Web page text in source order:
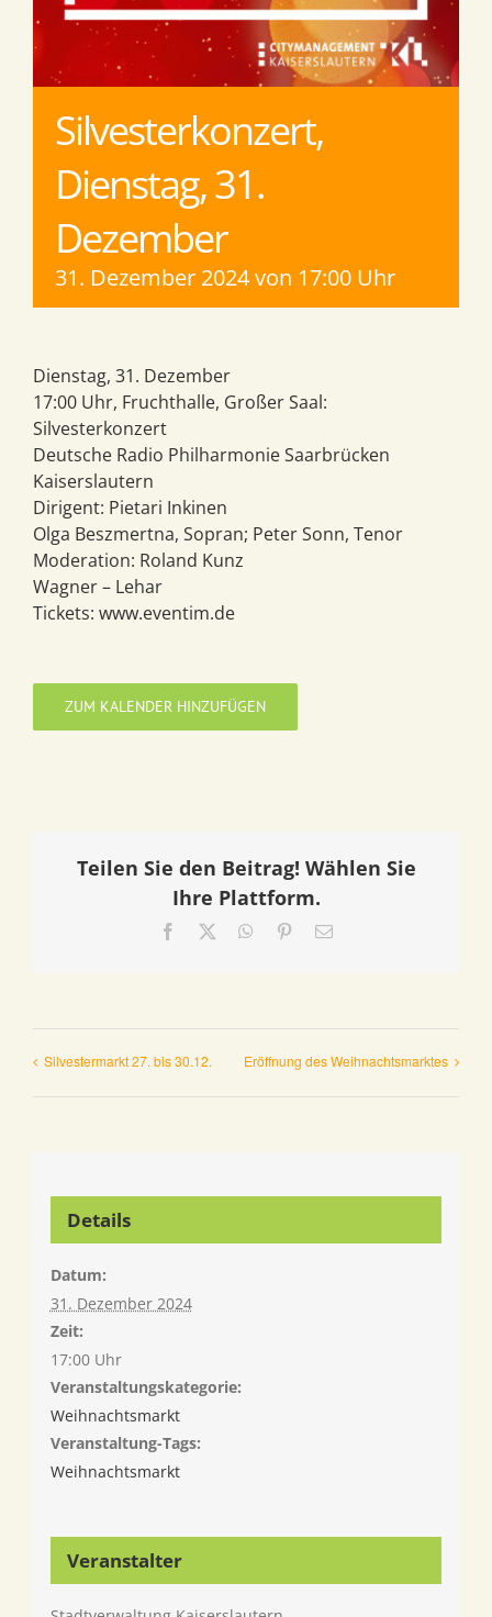
Silvesterkonzert,
Dienstag, 31.
Dezember
31. Dezember 2024 von 17:00 Uhr
Dienstag, 31. Dezember
17:00 Uhr, Fruchthalle, Großer Saal:
Silvesterkonzert
Deutsche Radio Philharmonie Saarbrücken
Kaiserslautern
Dirigent: Pietari Inkinen
Olga Beszmertna, Sopran; Peter Sonn, Tenor
Moderation: Roland Kunz
Wagner – Lehar
Tickets: www.eventim.de
ZUM KALENDER HINZUFÜGEN
Teilen Sie den Beitrag! Wählen Sie
Ihre Plattform.
Facebook WhatsApp
Pinterest
E-
Silvestermarkt 27. bis 30.12. Eröffnung des Weihnachtsmarktes
Details
Datum:
31. Dezember 2024
Zeit:
17:00 Uhr
Veranstaltungskategorie:
Weihnachtsmarkt
Veranstaltung-Tags:
Weihnachtsmarkt
Veranstalter